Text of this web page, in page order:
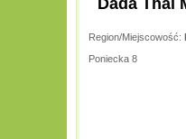
Dada Thai
Region/Miejscowość:
Poniecka 8